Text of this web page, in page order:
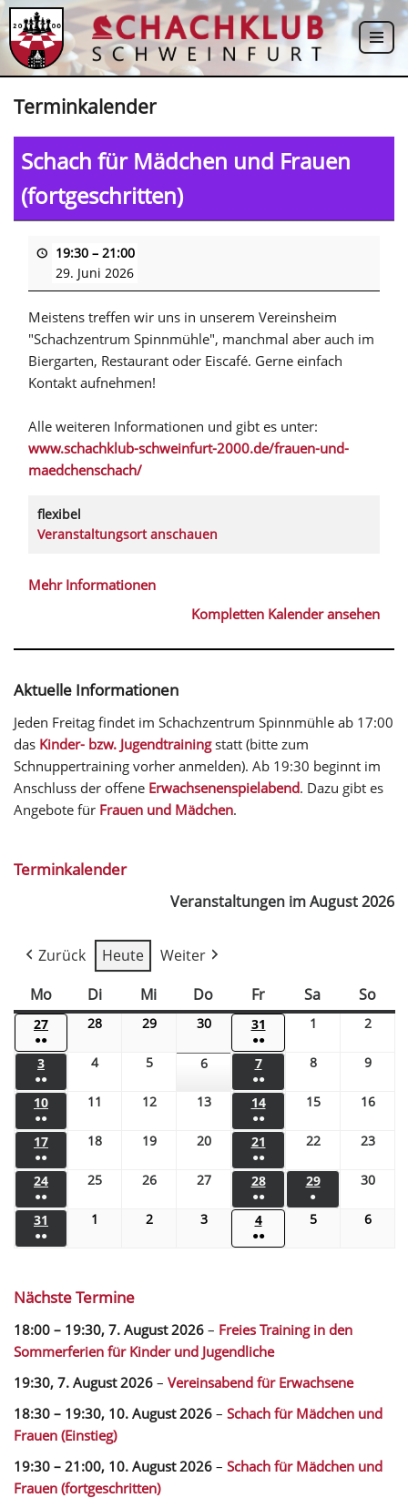
Zum
Inhalt
Terminkalender
Schach für Mädchen und Frauen
(fortgeschritten)
19:30 – 21:00
29. Juni 2026
Meistens treffen wir uns in unserem Vereinsheim
"Schachzentrum Spinnmühle", manchmal aber auch im
Biergarten, Restaurant oder Eiscafé. Gerne einfach
Kontakt aufnehmen!
Alle weiteren Informationen und gibt es unter:
www.schachklub-schweinfurt-2000.de/frauen-und-
maedchenschach/
flexibel
Veranstaltungsort anschauen
Mehr Informationen
Kompletten Kalender ansehen
Aktuelle Informationen
Jeden Freitag findet im Schachzentrum Spinnmühle ab 17:00
das Kinder- bzw. Jugendtrainingstatt (bitte zum
Schnuppertraining vorher anmelden). Ab 19:30 beginnt im
Anschluss der offene Erwachsenenspielabend. Dazu gibt es
Angebote für Frauen und Mädchen.
Terminkalender
Veranstaltungen im August 2026
Zurück Heute
Weiter
Mo
Di Mi Do Fr Sa So
27
●●
28 29 30 31
●●
1 2
3
●●
4 5 6 7
●●
8 9
10
●●
11 12 13 14
●●
15 16
17
●●
18 19 20 21
●●
22 23
24
●●
25 26 27 28
●●
29
●
30
31
●●
1 2 3 4
●●
5 6
Nächste Termine
18:00 – 19:30, 7. August 2026 – Freies Training in den
Sommerferien für Kinder und Jugendliche
19:30, 7. August 2026 – Vereinsabend für Erwachsene
18:30 – 19:30, 10. August 2026 – Schach für Mädchen und
Frauen (Einstieg)
19:30 – 21:00, 10. August 2026 – Schach für Mädchen und
Frauen (fortgeschritten)